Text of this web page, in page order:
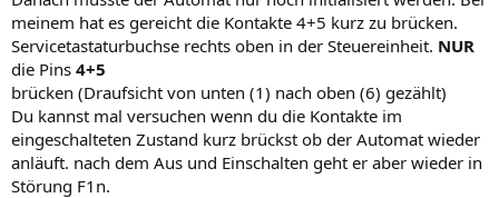
meinem hat es gereicht die Kontakte 4+5 kurz zu brücken.
Servicetastaturbuchse rechts oben in der Steuereinheit. NUR
die Pins 4+5
brücken (Draufsicht von unten (1) nach oben (6) gezählt)
Du kannst mal versuchen wenn du die Kontakte im
eingeschalteten Zustand kurz brückst ob der Automat wieder
anläuft. nach dem Aus und Einschalten geht er aber wieder in
Störung F1n.